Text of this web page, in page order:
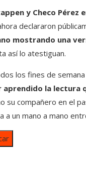
y Checo
declararon
mostrando una
así lo atestiguan.
los fines de
aprendido la lectura
su compañero en el
a un mano a mano